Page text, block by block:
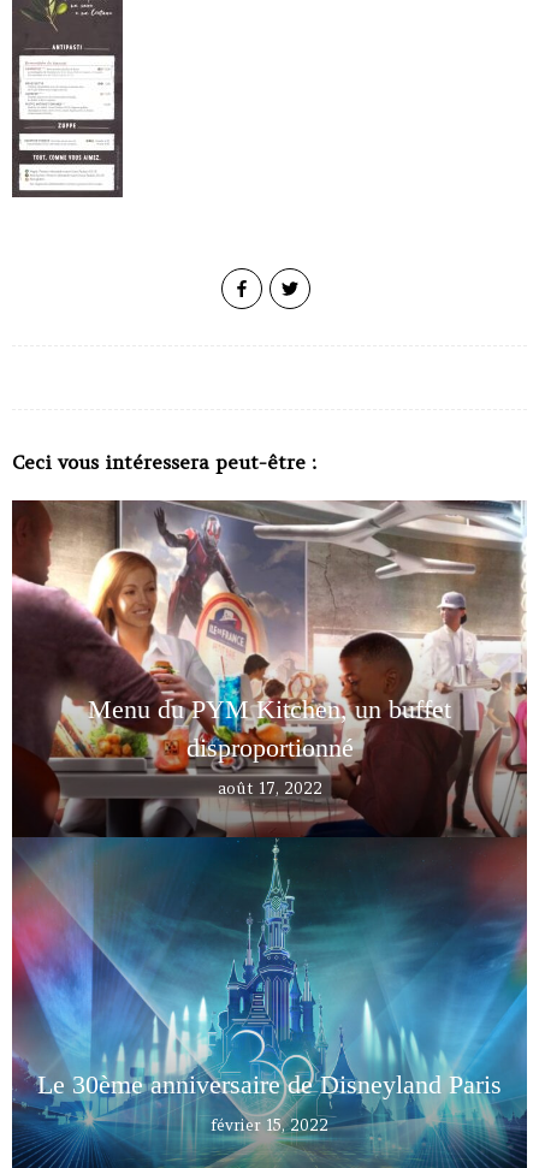
Ceci vous intéressera peut-être :
Menu du PYM Kitchen, un buffet
disproportionné
août 17, 2022
Le 30ème anniversaire de Disneyland Paris
février 15, 2022